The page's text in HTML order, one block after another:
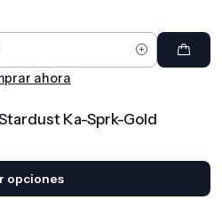
ahora
Ka-Sprk-Gold
opciones